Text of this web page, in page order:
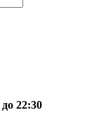
до 22:30